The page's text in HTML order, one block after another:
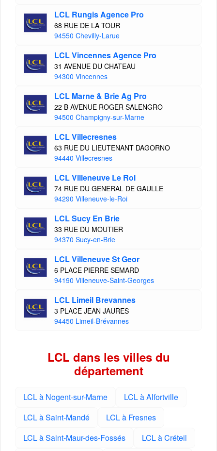
LCL Rungis Agence Pro
68 RUE DE LA TOUR
94550 Chevilly-Larue
LCL Vincennes Agence Pro
31 AVENUE DU CHATEAU
94300 Vincennes
LCL Marne & Brie Ag Pro
22 B AVENUE ROGER SALENGRO
94500 Champigny-sur-Marne
LCL Villecresnes
63 RUE DU LIEUTENANT DAGORNO
94440 Villecresnes
LCL Villeneuve Le Roi
74 RUE DU GENERAL DE GAULLE
94290 Villeneuve-le-Roi
LCL Sucy En Brie
33 RUE DU MOUTIER
94370 Sucy-en-Brie
LCL Villeneuve St Geor
6 PLACE PIERRE SEMARD
94190 Villeneuve-Saint-Georges
LCL Limeil Brevannes
3 PLACE JEAN JAURES
94450 Limeil-Brévannes
LCL dans les villes du
département
LCL à Nogent-sur-Marne
LCL à Alfortville
LCL à Saint-Mandé
LCL à Fresnes
LCL à Saint-Maur-des-Fossés
LCL à Créteil